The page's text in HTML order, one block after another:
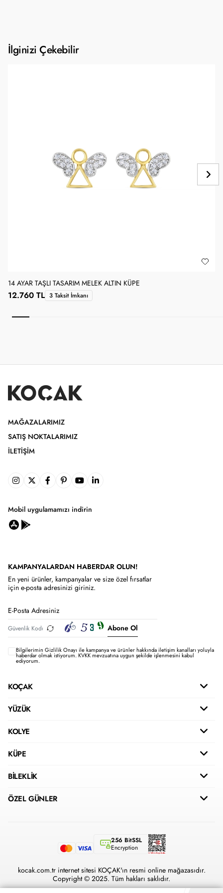
İlginizi Çekebilir
14 AYAR TAŞLI TASARIM MELEK ALTIN KÜPE
12.760 TL 3 Taksit İmkanı
MAĞAZALARIMIZ
SATIŞ NOKTALARIMIZ
İLETIŞIM
Mobil uygulamamızı indirin
KAMPANYALARDAN HABERDAR OLUN!
En yeni ürünler, kampanyalar ve size özel fırsatlar
için e-posta adresinizi giriniz.
Abone Ol
Bilgilerimin Gizlilik Onayı ile kampanya ve ürünler hakkında iletişim kanalları yoluyla
haberdar olmak istiyorum.KVKK mevzuatına uygun şekilde işlenmesini kabul
ediyorum.
KOÇAK
YÜZÜK
KOLYE
KÜPE
BİLEKLİK
ÖZEL GÜNLER
256 BitSSL
Encryption
kocak.com.tr internet sitesi KOÇAK'ın resmi online mağazasıdır.
Copyright © 2025. Tüm hakları saklıdır.